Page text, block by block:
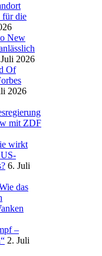
für die
New
2026
Of
2026
mit ZDF
wirkt
6. Juli
das
–
2. Juli